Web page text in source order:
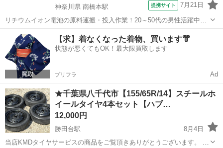
神奈川県 南橋本駅
提携サイト 7月21日
リチウムイオン電池の原料運搬・投入作業！20～50代の男性活躍中★
ワンルーム寮完備！赴任旅費会社負担！年間休日130日★フォークリフ
ト免許お持ちの方、活躍中！就業先食堂利用可★《神奈川県相模原
市》 人気の工場のお仕事 ◇電...
神奈川 相模原市 南橋本駅 その他
【求】着なくなった着物、買います👘
状態が悪くてもOK！最大限買取します
プリフラ Ad
★千葉県八千代市【155/65R/14】スチールホ
イールタイヤ4本セット【ハブ…
12,000円
勝田台駅
8月4日
当店KMDタイヤサービスの商品をご覧頂きありがとうございます。 ---